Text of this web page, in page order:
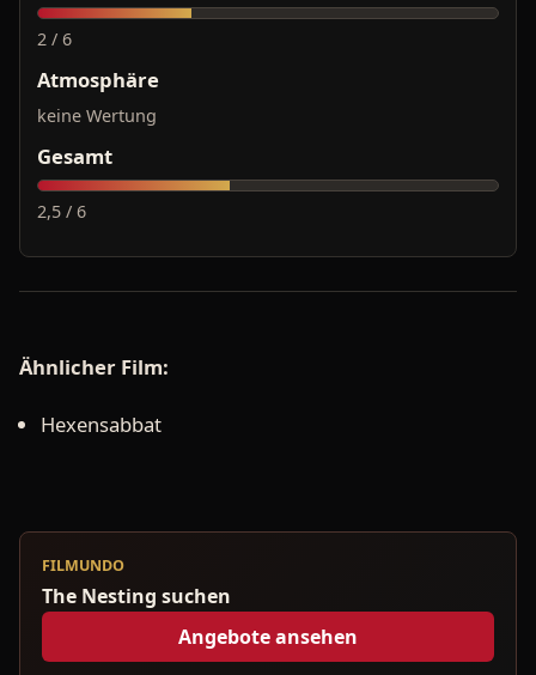
2 / 6
Atmosphäre
keine Wertung
Gesamt
2,5 / 6
Ähnlicher Film:
Hexensabbat
FILMUNDO
The Nesting suchen
Angebote ansehen